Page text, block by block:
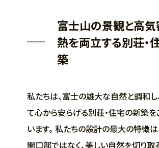
富士山の景観と高気
熱を両立する別荘・
築
私たちは、富士の雄大な自然と調和し
て心から安らげる別荘・住宅の新築を
います。 私たちの設計の最大の特徴
開口部ではなく、美しい自然を切り取